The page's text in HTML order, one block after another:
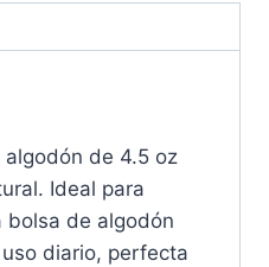
de 4.5 oz
Ideal para
bolsa de algodón
diario, perfecta